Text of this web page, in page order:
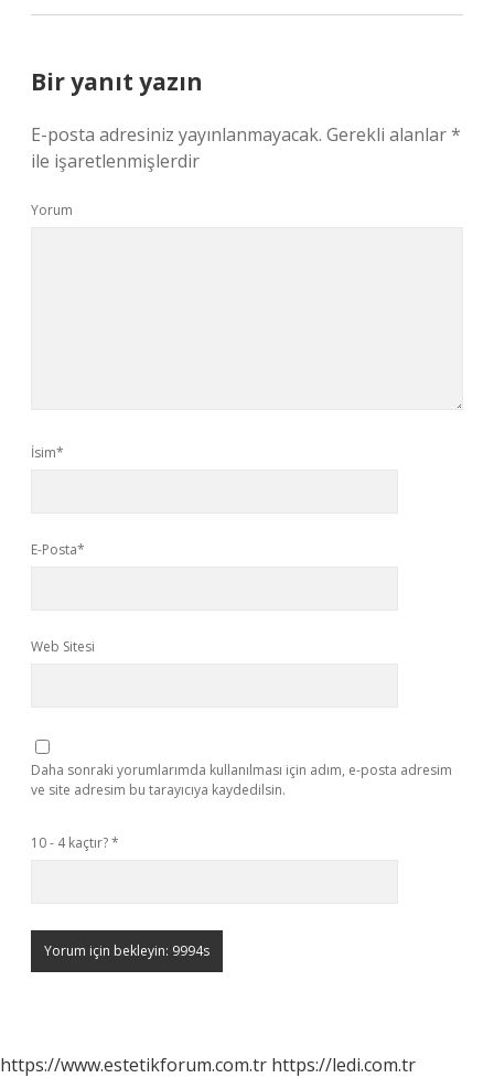
Bir yanıt yazın
E-posta adresiniz yayınlanmayacak. Gerekli alanlar*
ile işaretlenmişlerdir
Yorum
İsim*
E-Posta*
Web Sitesi
Daha sonraki yorumlarımda kullanılması için adım, e-posta adresim
ve site adresim bu tarayıcıya kaydedilsin.
10 - 4 kaçtır?*
https://www.estetikforum.com.tr https://ledi.com.tr